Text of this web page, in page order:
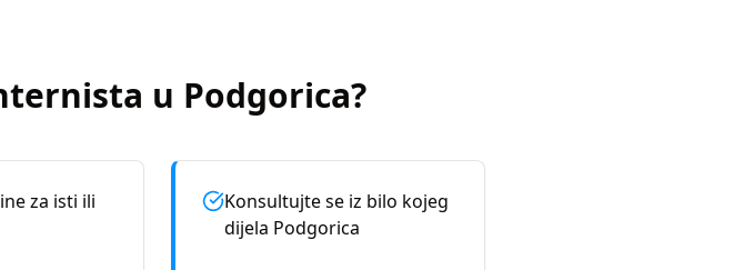
u Podgorica?
za isti ili
Konsultujte se iz bilo kojeg
dijela Podgorica